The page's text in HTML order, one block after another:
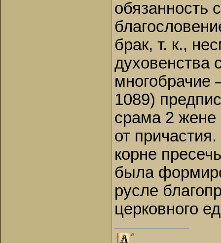
обязанность
брак, т. к.,
духовенства
1089)
срама 2 жене
от
корне
была
русле
церковного